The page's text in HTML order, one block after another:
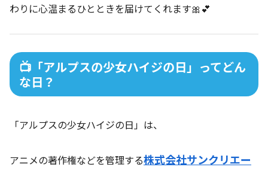
わりに心温まるひとときを届けてくれます🎀💕
📺「アルプスの少女ハイジの日」ってどん
な日？
「アルプスの少女ハイジの日」は、
アニメの著作権などを管理する株式会社サンクリエー